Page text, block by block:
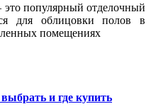
популярный отделочный
для облицовки полов в
помещениях
и где купить